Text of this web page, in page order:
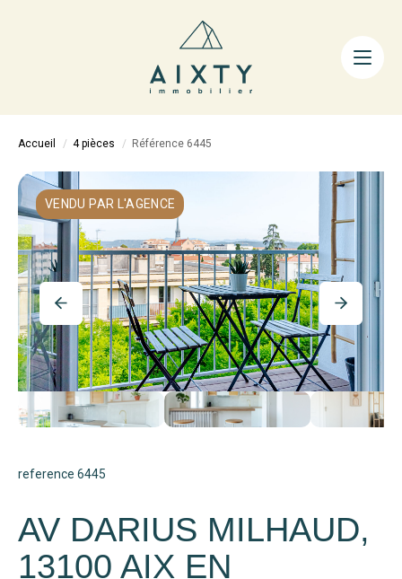
ACHETER
AIXTY & VOUS
Nos Agences
Nos Équipes
Nos Tarifs
Nos Biens Vendus
Notre City Guide
Accueil 4 pièces Référence 6445
VENDU PAR L'AGENCE
reference 6445
AV DARIUS MILHAUD,
13100 AIX EN